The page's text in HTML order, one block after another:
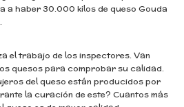
a haber 30.000 kilos de queso Gouda
el trabajo de los inspectores. Van
quesos para comprobar su calidad.
del queso están producidos por
la curación de este? Cuantos más